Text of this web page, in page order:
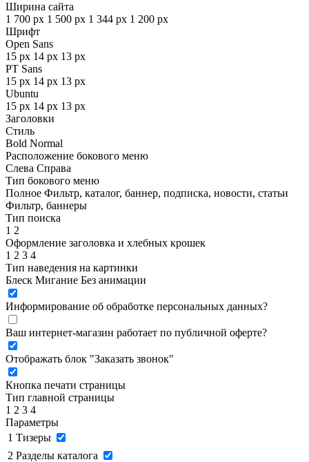
Ширина сайта
1 700 px 1 500 px 1 344 px 1 200 px
Шрифт
Open Sans
15 px 14 px 13 px
PT Sans
15 px 14 px 13 px
Ubuntu
15 px 14 px 13 px
Заголовки
Стиль
Bold Normal
Расположение бокового меню
Слева Справа
Тип бокового меню
Полное Фильтр, каталог, баннер, подписка, новости, статьи
Фильтр, баннеры
Тип поиска
1 2
Оформление заголовка и хлебных крошек
1 2 3 4
Тип наведения на картинки
Блеск Мигание Без анимации
Информирование об обработке персональных данных?
Ваш интернет-магазин работает по публичной оферте?
Отображать блок "Заказать звонок"
Кнопка печати страницы
Тип главной страницы
1 2 3 4
Параметры
1 Тизеры
2 Разделы каталога